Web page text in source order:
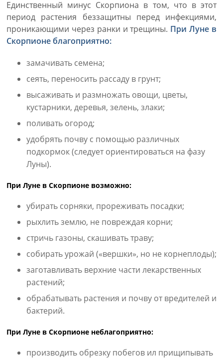
Единственный минус Скорпиона в том, что в этот
период растения беззащитны перед инфекциями,
проникающими через ранки и трещины. При Луне в
Скорпионе благоприятно:
замачивать семена;
сеять, переносить рассаду в грунт;
высаживать и размножать овощи, цветы,
кустарники, деревья, зелень, злаки;
поливать огород;
удобрять почву с помощью различных
подкормок (следует ориентироваться на фазу
Луны).
При Луне в Скорпионе возможно:
убирать сорняки, прореживать посадки;
рыхлить землю, не повреждая корни;
стричь газоны, скашивать траву;
собирать урожай («вершки», но не корнеплоды);
заготавливать верхние части лекарственных
растений;
обрабатывать растения и почву от вредителей и
бактерий.
При Луне в Скорпионе неблагоприятно:
производить обрезку побегов ил прищипывать